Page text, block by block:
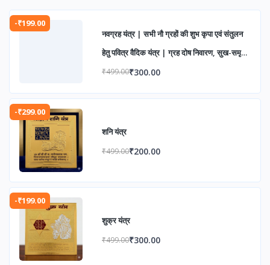
-₹199.00
नवग्रह यंत्र | सभी नौ ग्रहों की शुभ कृपा एवं संतुलन
हेतु पवित्र वैदिक यंत्र | ग्रह दोष निवारण, सुख-समृद्धि
एवं आध्यात्मिक उन्नति के लिए
₹499.00₹300.00
-₹299.00
शनि यंत्र
₹499.00₹200.00
-₹199.00
शुक्र यंत्र
₹499.00₹300.00